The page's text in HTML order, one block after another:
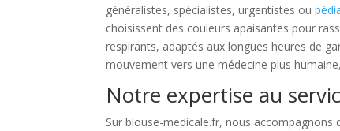
généralistes, spécialistes, urgentistes ou
choisissent des couleurs apaisantes pour
respirants, adaptés aux longues heures de
mouvement vers une médecine plus
Notre expertise au
Sur blouse-medicale.fr, nous